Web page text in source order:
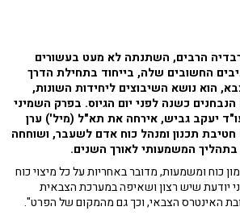
הרבים, השתנתה לא מעט בעשורים
החשובים שלה, בייחוד בתחילת הדרך
הוא נושא השיבוצים ליחידות השונות,
כשנה לפני יום הגיוס. בפרק השמיני
יעקב גביש, אירחה את תא"ל (מיל') ערן
תכנון ומנהל כוח אדם לשעבר, ושוחחה
המשמעותי לאורך השנים.
כוח ומשמעות, מדובר באחריות על כל מיצוי כוח
יודעת שיש רצון ושאיפה במערכת הצבאית
האינטרס הצבאי, וכך גם מהמקום של הפרט".